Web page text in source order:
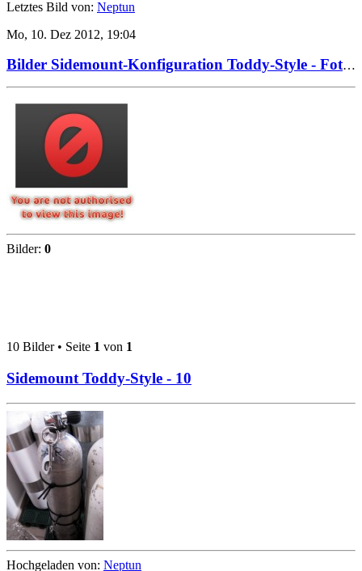
Letztes Bild von: Neptun
Mo, 10. Dez 2012, 19:04
Bilder Sidemount-Konfiguration Toddy-Style - Fotos 11-13
Bilder: 0
10 Bilder • Seite 1 von 1
Sidemount Toddy-Style - 10
Hochgeladen von: Neptun